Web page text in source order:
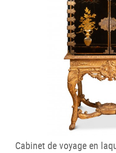
Cabinet de voyage en